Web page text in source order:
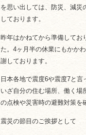
を思い出しては、防災、減災
しております。
昨年はかねてから準備してお
た。4ヶ月半の休業にもかか
謝しております。
日本各地で震度6や震度7と言
いざ自分の住む場所、働く場
の点検や災害時の避難対策を
震災の節目のご挨拶として